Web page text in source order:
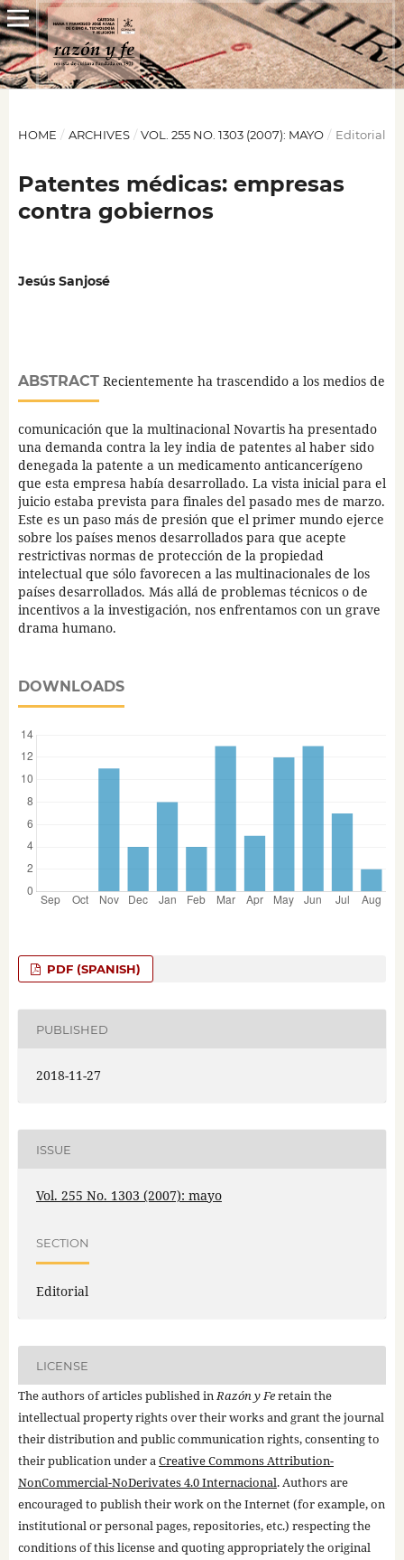
HOME / ARCHIVES / VOL. 255 NO. 1303 (2007): MAYO / Editorial
Patentes médicas: empresas
contra gobiernos
Jesús Sanjosé
ABSTRACTRecientemente ha trascendido a los medios de
comunicación que la multinacional Novartis ha presentado
una demanda contra la ley india de patentes al haber sido
denegada la patente a un medicamento anticancerígeno
que esta empresa había desarrollado. La vista inicial para el
juicio estaba prevista para finales del pasado mes de marzo.
Este es un paso más de presión que el primer mundo ejerce
sobre los países menos desarrollados para que acepte
restrictivas normas de protección de la propiedad
intelectual que sólo favorecen a las multinacionales de los
países desarrollados. Más allá de problemas técnicos o de
incentivos a la investigación, nos enfrentamos con un grave
drama humano.
DOWNLOADS
PDF (SPANISH)
PUBLISHED
2018-11-27
ISSUE
Vol. 255 No. 1303 (2007): mayo
SECTION
Editorial
LICENSE
The authors of articles published inRazón y Feretain the
intellectual property rights over their works and grant the journal
their distribution and public communication rights, consenting to
their publication under aCreative Commons Attribution-
NonCommercial-NoDerivates 4.0 Internacional. Authors are
encouraged to publish their work on the Internet (for example, on
institutional or personal pages, repositories, etc.) respecting the
conditions of this license and quoting appropriately the original